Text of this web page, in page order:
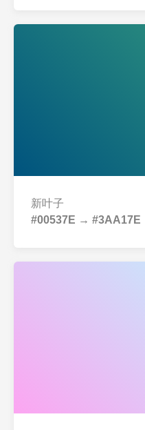
新叶子
#00537E → #3AA17E